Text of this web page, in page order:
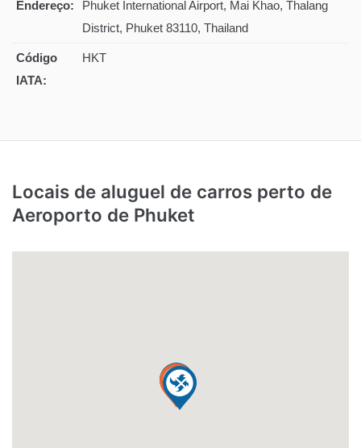
Endereço:
Phuket International Airport, Mai Khao, Thalang
District, Phuket 83110, Thailand
Código
IATA:
HKT
Locais de aluguel de carros perto de
Aeroporto de Phuket